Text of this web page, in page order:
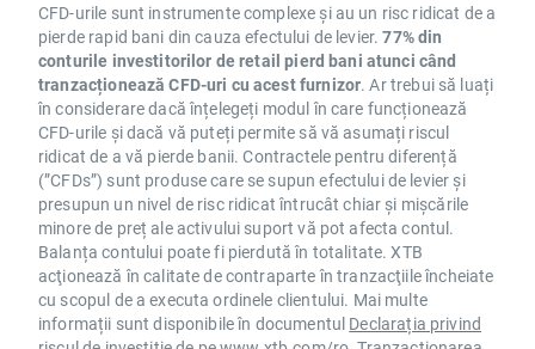
CFD-urile sunt instrumente complexe și au un risc ridicat de a
pierde rapid bani din cauza efectului de levier.77% din
conturile investitorilor de retail pierd bani atunci când
tranzacționează CFD-uri cu acest furnizor. Ar trebui să luați
în considerare dacă înțelegeți modul în care funcționează
CFD-urile și dacă vă puteți permite să vă asumați riscul
ridicat de a vă pierde banii. Contractele pentru diferență
(”CFDs”) sunt produse care se supun efectului de levier și
presupun un nivel de risc ridicat întrucât chiar și mișcările
minore de preț ale activului suport vă pot afecta contul.
Balanța contului poate fi pierdută în totalitate. XTB
acţionează în calitate de contraparte în tranzacţiile încheiate
cu scopul de a executa ordinele clientului. Mai multe
informații sunt disponibile în documentul Declarația privind